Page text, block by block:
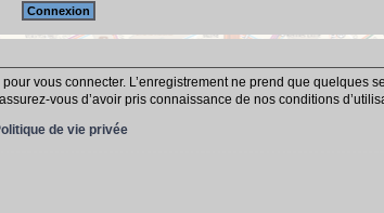
vous connecter. L’enregistrement ne prend que
vous d’avoir pris connaissance de nos conditions
de vie privée